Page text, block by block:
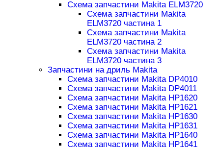
Схема запчастини Makita ELM3720
Схема запчастини Makita
ELM3720 частина 1
Схема запчастини Makita
ELM3720 частина 2
Схема запчастини Makita
ELM3720 частина 3
Запчастини на дриль Makita
Схема запчастини Makita DP4010
Схема запчастини Makita DP4011
Схема запчастини Makita HP1620
Схема запчастини Makita HP1621
Схема запчастини Makita HP1630
Схема запчастини Makita HP1631
Схема запчастини Makita HP1640
Схема запчастини Makita HP1641